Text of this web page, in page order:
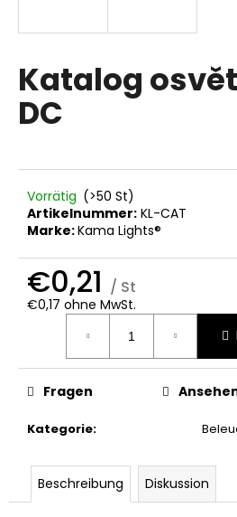
Katalog
DC
Vorrätig (>50 St)
Artikelnummer: KL-CAT
Marke:Kama Lights®
€0,21 / St
€0,17 ohne MwSt.
Verkaufspreis:
Kategorie:
Fragen
Beschreibung Diskussion
i
e
m
f
e
h
n